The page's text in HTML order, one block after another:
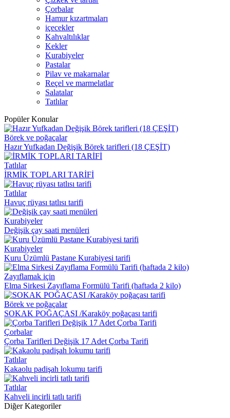
Çorbalar
Hamur kızartmaları
içecekler
Kahvaltılıklar
Kekler
Kurabiyeler
Pastalar
Pilav ve makarnalar
Reçel ve marmelatlar
Salatalar
Tatlılar
Popüler Konular
Börek ve poğaçalar
Hazır Yufkadan Değişik Börek tarifleri (18 ÇEŞİT)
Tatlılar
İRMİK TOPLARI TARİFİ
Tatlılar
Havuç rüyası tatlısı tarifi
Kurabiyeler
Değişik çay saati menüleri
Kurabiyeler
Kuru Üzümlü Pastane Kurabiyesi tarifi
Zayıflamak için
Elma Sirkesi Zayıflama Formülü Tarifi (haftada 2 kilo)
Börek ve poğaçalar
SOKAK POĞAÇASI /Karaköy poğaçası tarifi
Çorbalar
Çorba Tarifleri Değişik 17 Adet Çorba Tarifi
Tatlılar
Kakaolu padişah lokumu tarifi
Tatlılar
Kahveli incirli tatlı tarifi
Diğer Kategoriler